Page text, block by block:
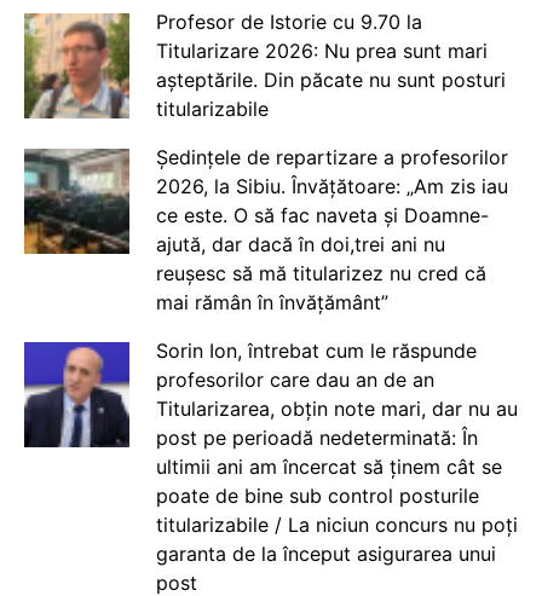
Profesor de Istorie cu 9.70 la
Titularizare 2026: Nu prea sunt mari
așteptările. Din păcate nu sunt posturi
titularizabile
Ședințele de repartizare a profesorilor
2026, la Sibiu. Învățătoare: „Am zis iau
ce este. O să fac naveta și Doamne-
ajută, dar dacă în doi,trei ani nu
reușesc să mă titularizez nu cred că
mai rămân în învățământ”
Sorin Ion, întrebat cum le răspunde
profesorilor care dau an de an
Titularizarea, obțin note mari, dar nu au
post pe perioadă nedeterminată: În
ultimii ani am încercat să ținem cât se
poate de bine sub control posturile
titularizabile / La niciun concurs nu poți
garanta de la început asigurarea unui
post